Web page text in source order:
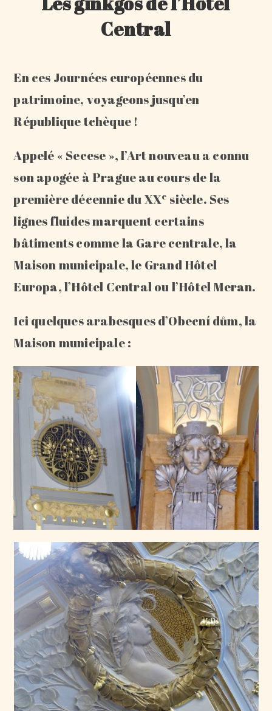
Central
En ces Journées européennes du
patrimoine, voyageons jusqu’en
République tchèque !
Appelé « Secese », l’Art nouveau a connu
son apogée à Prague au cours de la
première décennie du XXe siècle. Ses
lignes fluides marquent certains
bâtiments comme la Gare centrale, la
Maison municipale, le Grand Hôtel
Europa, l’Hôtel Central ou l’Hôtel Meran.
Ici quelques arabesques d’Obecní dům, la
Maison municipale :